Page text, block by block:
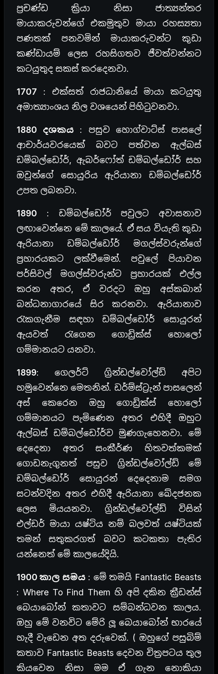
ප්‍රචණ්ඩ ක්‍රියා නිසා ජාත්‍යන්තර
මායාකරුවන්ගේ එකමුතුව මායා රහස්‍යතා
පණතක් පනවමින් මායාකරුවන්ට කුඩා
කණ්ඩායම් ලෙස රහසිගතව ජීවත්වන්නට
කටයුතුද සකස් කරදෙනවා.
1707 : එක්සත් රාජධානියේ මායා කටයුතු
අමාත්‍යාංශය නිල වශයෙන් පිහිටුවනවා.
1880 දශකය : පසුව හොග්වාට්ස් පාසලේ
ආචාර්යවරයෙක් බවට පත්වන ඇල්බස්
ඩම්බල්ඩෝර්, ඇබර්ෆෝත් ඩම්බල්ඩෝර් සහ
ඔවුන්ගේ සොයුරිය ඇරියානා ඩම්බල්ඩෝර්
උපත ලබනවා.
1890 : ඩම්බල්ඩෝර් පවුලට අවාසනාව
ලඟාවෙන්නෙ මේ කාලයේ. ඒ සය වියැති කුඩා
ඇරියානා ඩම්බල්ඩෝර් මගල්ස්වරුන්ගේ
ප්‍රහාරයකට ලක්වීමෙන්. පවුලේ පියාවන
පර්සිවල් මගල්ස්වරුන්ට ප්‍රහාරයක් එල්ල
කරන අතර, ඒ වරදට ඔහු අස්කබාන්
බන්ධනාගාරයේ සිර කරනවා. ඇරියානාව
රැකගැනීම සඳහා ඩම්බල්ඩෝර් සොයුරන්
ඇයවත් රැගෙන ගොඩ්‍රික්ස් හොලෝ
ගම්මානයට යනවා.
1899: ගෙලර්ට් ග්‍රින්ඩල්වෝල්ඩ් අපිට
හමුවෙන්නෙ මෙතනින්. ඩර්ම්ස්ට්‍රැන් පාසලෙන්
අස් කෙරෙන ඔහු ගොඩ්‍රික්ස් හොලෝ
ගම්මානයට පැමිණෙන අතර එහිදී ඔහුට
ඇල්බස් ඩම්බල්ඩෝර්ව මුණගැහෙනවා. මේ
දෙදෙනා අතර සංකීර්ණ හිතවත්කමක්
ගොඩනැගුනත් පසුව ග්‍රින්ඩල්වෝල්ඩ් මේ
ඩම්බල්ඩෝර් සොයුරන් දෙදෙනාම සමග
සටන්වදින අතර එහිදී ඇරියානා ඛේදජනක
ලෙස මියයනවා. ග්‍රින්ඩල්වෝල්ඩ් විසින්
එල්ඩර් මායා යෂ්ටිය නම් බලවත් යෂ්ටියක්
තමන් සතුකරගත් බවට කටකතා පැතිර
යන්නෙත් මේ කාලයේදියි.
1900 කාල සමය : මේ තමයි Fantastic Beasts
: Where To Find Them හි අපි දකින ක්‍රීඩන්ස්
බෙයාබෝන් කතාවට සම්බන්ධවන කාලය.
ඔහු මේ වනවිට මේරි ලූ බෙයාබෝන් භාරයේ
හැදී වැඩෙන අත දරුවෙක්. ( ඔහුගේ පසුබිම්
කතාව Fantastic Beasts දෙවන චිත්‍රපටය තුල
කියවෙන නිසා මම ඒ ගැන නොකියා